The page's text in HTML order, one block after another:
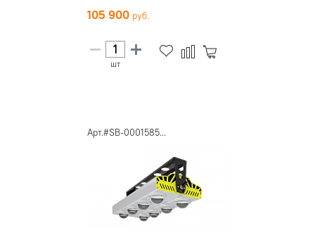
105 900
шт
Арт.#SB-0001585...